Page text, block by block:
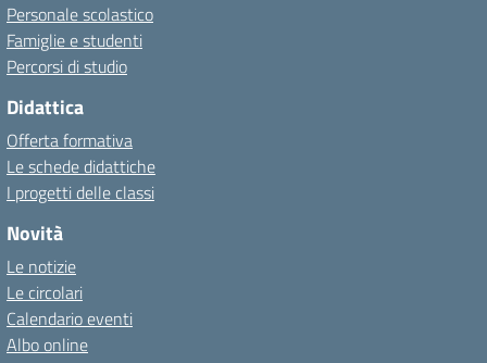
Personale scolastico
Famiglie e studenti
Percorsi di studio
Didattica
Offerta formativa
Le schede didattiche
I progetti delle classi
Novità
Le notizie
Le circolari
Calendario eventi
Albo online